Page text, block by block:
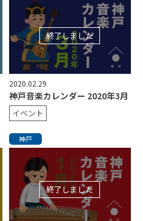
終了しました
2020.02.29
神戸音楽カレンダー 2020年3月
イベント
神戸
終了しました